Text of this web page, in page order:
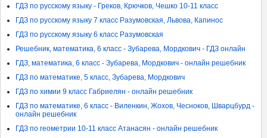
ГДЗ по русскому языку - Греков, Крючков, Чешко 10-11 класс
ГДЗ по русскому языку 7 класс Разумовская, Львова, Капинос
ГДЗ по русскому языку 6 класс Разумовская
Решебник, математика, 6 класс - Зубарева, Мордкович - ГДЗ онлайн
ГДЗ, математика, 6 класс - Зубарева, Мордкович - онлайн решебник
ГДЗ по математике, 5 класс, Зубарева, Мордкович
ГДЗ по химии 9 класс Габриелян - онлайн решебник
ГДЗ по математике, 6 класс - Виленкин, Жохов, Чесноков, Шварцбурд -
онлайн решебник
ГДЗ по геометрии 10-11 класс Атанасян - онлайн решебник